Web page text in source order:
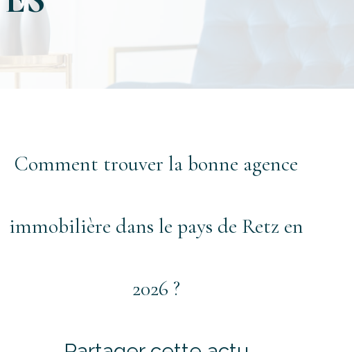
Comment trouver la bonne agence
immobilière dans le pays de Retz en
2026 ?